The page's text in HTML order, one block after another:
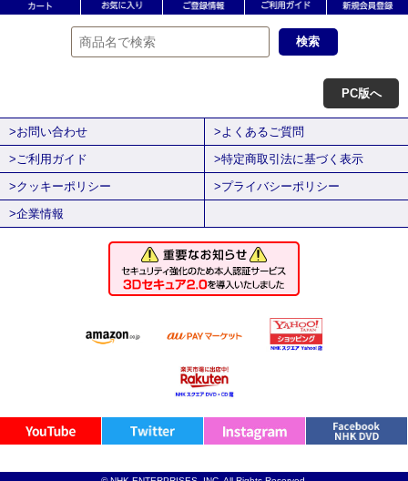
PC版へ
>お問い合わせ
>よくあるご質問
>ご利用ガイド
>特定商取引法に基づく表示
>クッキーポリシー
>プライバシーポリシー
>企業情報